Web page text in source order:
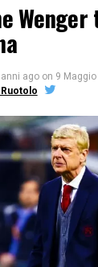
ago on 9